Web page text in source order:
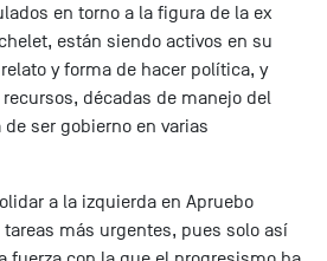
en torno a la figura de la ex
están siendo activos en su
y forma de hacer política, y
décadas de manejo del
ser gobierno en varias
a la izquierda en Apruebo
más urgentes, pues solo así